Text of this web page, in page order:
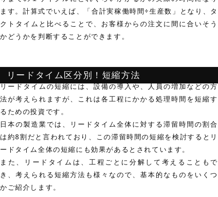
ます。計算式でいえば、
「合計実稼働時間÷生産数」
となり、タ
クトタイムと比べることで、お客様からの注文に間に合いそう
かどうかを判断することができます。
リードタイム区分別！短縮方法
リードタイムの短縮には、設備の導入や、人員の増加などの方
法が考えられますが、これは各工程にかかる処理時間を短縮す
るための投資です。
日本の製造業では、リードタイム全体に対する滞留時間の割合
は約8割だと言われており、この滞留時間の短縮を検討するとリ
ードタイム全体の短縮にも効果があるとされています。
また、リードタイムは、工程ごとに分解して考えることもで
き、考えられる短縮方法も様々なので、基本的なものをいくつ
かご紹介します。